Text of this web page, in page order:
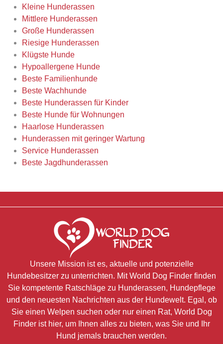
Kleine Hunderassen
Mittlere Hunderassen
Große Hunderassen
Riesige Hunderassen
Klügste Hunde
Hypoallergene Hunde
Beste Familienhunde
Beste Wachhunde
Beste Hunderassen für Kinder
Beste Hunde für Wohnungen
Haarlose Hunderassen
Hunderassen mit geringer Wartung
Service Hunderassen
Beste Jagdhunderassen
Unsere Mission ist es, aktuelle und potenzielle
Hundebesitzer zu unterrichten. Mit World Dog Finder finden
Sie kompetente Ratschläge zu Hunderassen, Hundepflege
und den neuesten Nachrichten aus der Hundewelt. Egal, ob
Sie einen Welpen suchen oder nur einen Rat, World Dog
Finder ist hier, um Ihnen alles zu bieten, was Sie und Ihr
Hund jemals brauchen werden.